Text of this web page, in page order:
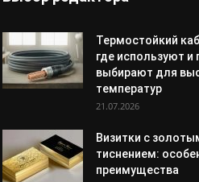
Термостойкий
где используют и
выбирают для
температур
21.07.2026
Визитки с
тиснением:
преимущества